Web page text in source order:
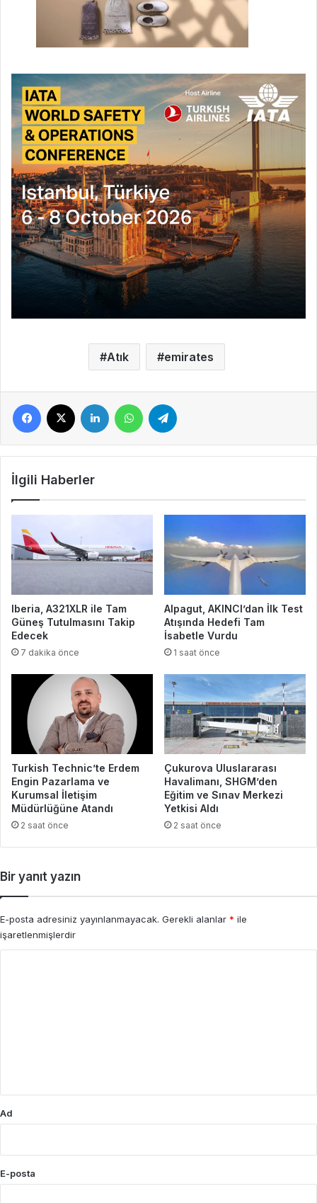
Atık emirates
Facebook LinkedIn WhatsApp
İlgili Haberler
Iberia, A321XLR ile Tam
Güneş Tutulmasını Takip
Edecek
7 dakika önce
Alpagut, AKINCI’dan İlk Test
Atışında Hedefi Tam
İsabetle Vurdu
1 saat önce
Turkish Technic’te Erdem
Engin Pazarlama ve
Kurumsal İletişim
Müdürlüğüne Atandı
2 saat önce
Çukurova Uluslararası
Havalimanı, SHGM’den
Eğitim ve Sınav Merkezi
Yetkisi Aldı
2 saat önce
Bir yanıt yazın
E-posta adresiniz yayınlanmayacak. Gerekli alanlar * ile
işaretlenmişlerdir
Ad
E-posta